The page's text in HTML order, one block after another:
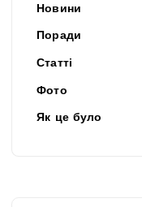
Новини
Поради
Статті
Фото
Як це було